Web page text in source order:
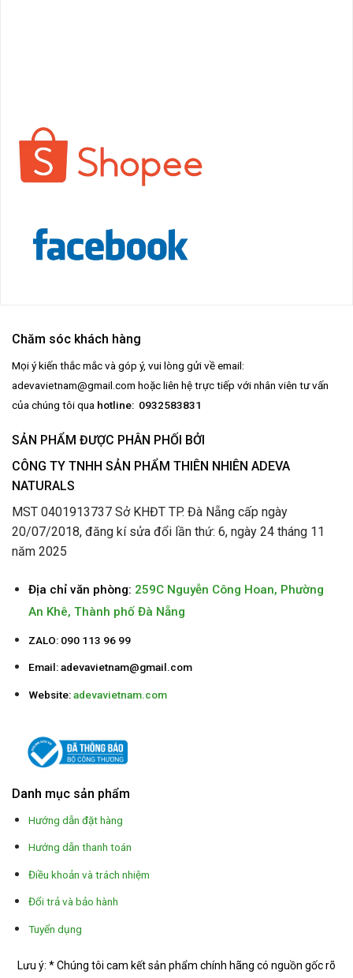
SẢN PHẨM ĐƯỢC PHÂN PHỐI BỞI
CÔNG TY TNHH SẢN PHẨM THIÊN NHIÊN ADEVA
NATURALS
MST 0401913737 Sở KHĐT TP. Đà Nẵng cấp ngày
20/07/2018, đăng kí sửa đổi lần thứ: 6, ngày 24 tháng 11
năm 2025
Địa chỉ văn phòng: 259C Nguyễn Công Hoan, Phường
An Khê, Thành phố Đà Nẵng
ZALO: 090 113 96 99
Email: adevavietnam@gmail.com
Website: adevavietnam.com
Chăm sóc khách hàng
Mọi ý kiến thắc mắc và góp ý, vui lòng gửi về email:
adevavietnam@gmail.com hoặc liên hệ trực tiếp với nhân viên tư vấn
của chúng tôi qua hotline: 0932583831
Danh mục sản phẩm
Hướng dẫn đặt hàng
Hướng dẫn thanh toán
Điều khoản và trách nhiệm
Đổi trả và bảo hành
Tuyển dụng
Lưu ý: * Chúng tôi cam kết sản phẩm chính hãng có nguồn gốc rõ